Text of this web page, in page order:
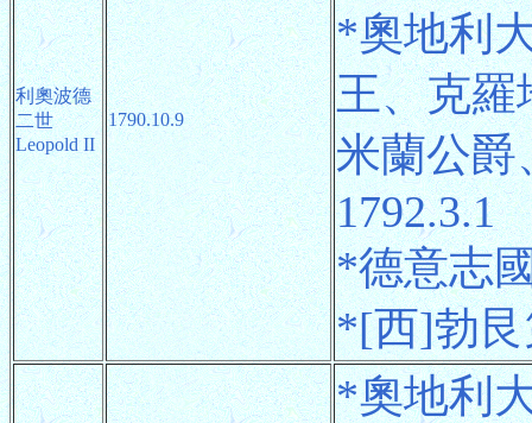
利奧波德
二世
Leopold II
1790.10.9
*奧地利
王、克羅
米蘭公爵
1792.3.1
*德意志
*[西]勃艮
*奧地利